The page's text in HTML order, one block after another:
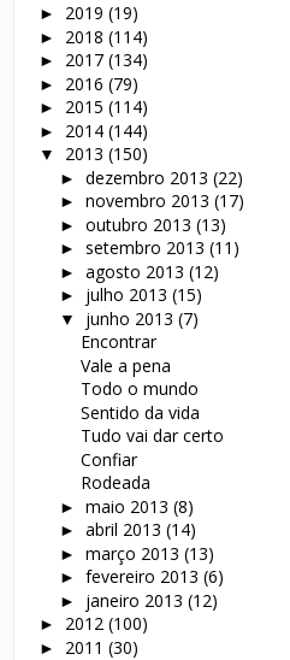
► 2019(19)
► 2018(114)
► 2017(134)
► 2016(79)
► 2015(114)
► 2014(144)
▼ 2013(150)
► dezembro 2013 (22)
► novembro 2013 (17)
► outubro 2013 (13)
► setembro 2013 (11)
► agosto 2013 (12)
► julho 2013 (15)
▼ junho 2013 (7)
Encontrar
Vale a pena
Todo o mundo
Sentido da vida
Tudo vai dar certo
Confiar
Rodeada
► maio 2013 (8)
► abril 2013 (14)
► março 2013 (13)
► fevereiro 2013 (6)
► janeiro 2013 (12)
► 2012(100)
► 2011(30)